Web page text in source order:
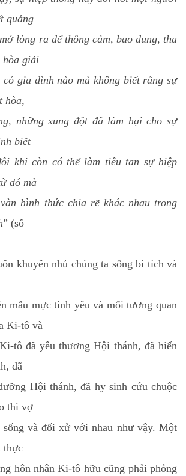
quảng
lòng ra để thông cảm, bao dung, tha
hòa giải
gia đình nào mà không biết rằng sự
hòa,
những xung đột đã làm hại cho sự
biết
khi còn có thể làm tiêu tan sự hiệp
đó mà
hình thức chia rẽ khác nhau trong
” (số
khuyên nhủ chúng ta sống bí tích và
mẫu mực tình yêu và mối tương quan
Ki-tô và
tô đã yêu thương Hội thánh, đã hiến
đã
Hội thánh, đã hy sinh cứu chuộc
thì vợ
sống và đối xử với nhau như vậy. Một
thực
hôn nhân Ki-tô hữu cũng phải phỏng